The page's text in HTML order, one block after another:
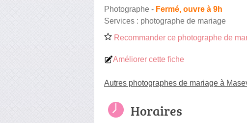
Photographe - Fermé, ouvre à 9h
Services : photographe de mariage
Recommander ce photographe de
Améliorer cette fiche
Autres photographes de mariage à
Horaires